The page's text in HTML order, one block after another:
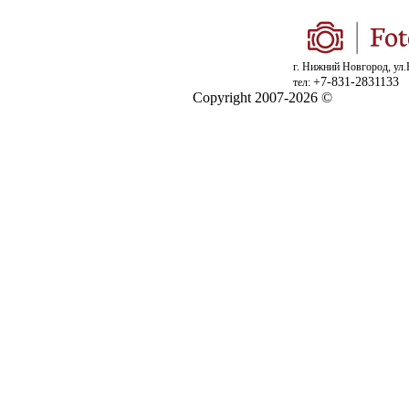
г. Нижний Новгород,
тел: +7-831-2831133
Copyright 2007-2026 ©